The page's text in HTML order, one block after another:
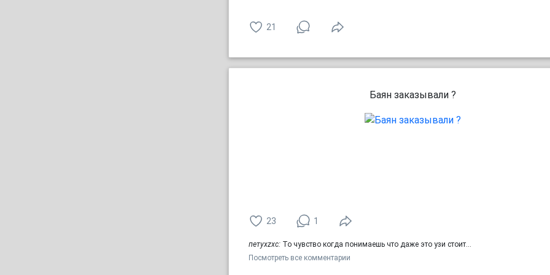
21
Баян заказывали ?
23 1
петухzxc: То чувство когда понимаешь что даже это узи стоит…
Посмотреть все комментарии